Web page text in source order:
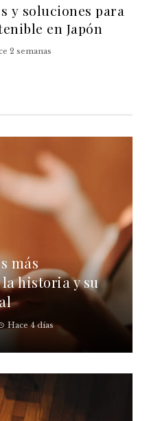
y soluciones para
en Japón
2 semanas
más
historia y su
Hace 4 días